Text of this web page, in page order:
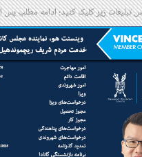
تبلیغات زیر کلیک کنید؛ ادامه مطلب پس